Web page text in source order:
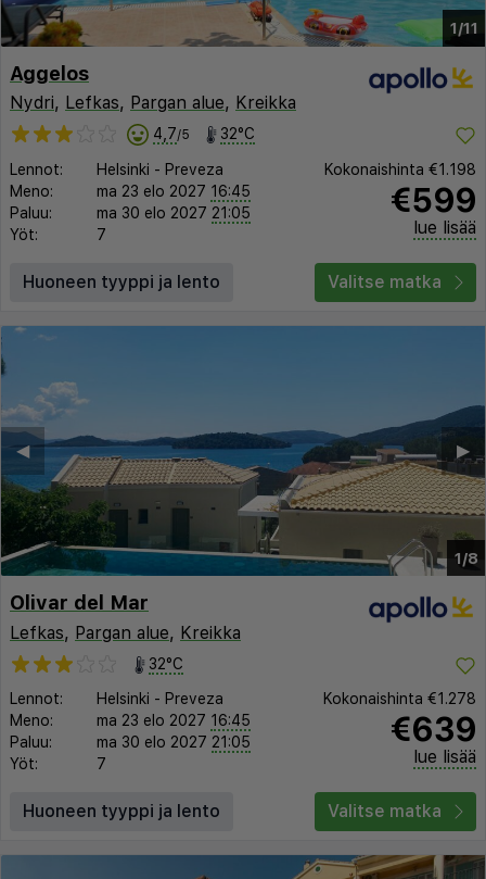
1/11
Aggelos
Nydri, Lefkas, Pargan alue, Kreikka
4,7/5 32°C
Lennot: Helsinki - Preveza
Meno:
ma 23 elo 2027 16:45
Paluu:
ma 30 elo 2027 21:05
Yöt:
7
Kokonaishinta €1.198
€599
lue lisää
Huoneen tyyppi ja lento Valitse matka
1/8
▶︎
◀︎
Olivar del Mar
Lefkas, Pargan alue, Kreikka
32°C
Lennot:
Helsinki - Preveza
Meno:
ma 23 elo 2027 16:45
Paluu:
ma 30 elo 2027 21:05
Yöt:
7
Kokonaishinta €1.278
€639
lue lisää
Huoneen tyyppi ja lento Valitse matka